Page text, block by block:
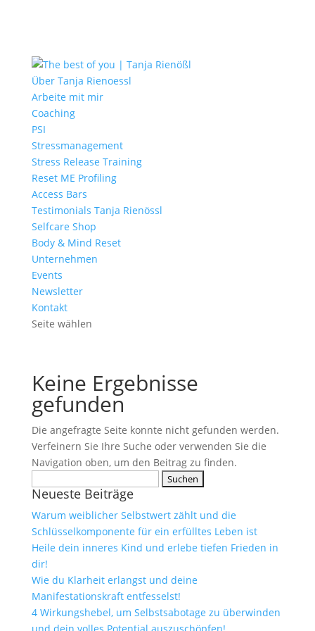
Über Tanja Rienoessl
Arbeite mit mir
Coaching
PSI
Stressmanagement
Stress Release Training
Reset ME Profiling
Access Bars
Testimonials Tanja Rienössl
Selfcare Shop
Body & Mind Reset
Unternehmen
Events
Newsletter
Kontakt
Seite wählen
Keine Ergebnisse
gefunden
Die angefragte Seite konnte nicht gefunden werden.
Verfeinern Sie Ihre Suche oder verwenden Sie die
Navigation oben, um den Beitrag zu finden.
nach:
Neueste Beiträge
Warum weiblicher Selbstwert zählt und die
Schlüsselkomponente für ein erfülltes Leben ist
Heile dein inneres Kind und erlebe tiefen Frieden in
dir!
Wie du Klarheit erlangst und deine
Manifestationskraft entfesselst!
4 Wirkungshebel, um Selbstsabotage zu überwinden